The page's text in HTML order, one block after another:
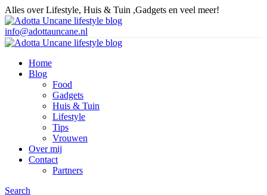
Alles over Lifestyle, Huis & Tuin ,Gadgets en veel meer!
info@adottauncane.nl
Home
Blog
Food
Gadgets
Huis & Tuin
Lifestyle
Tips
Vrouwen
Over mij
Contact
Partners
Search